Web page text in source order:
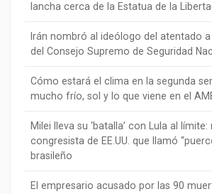
lancha cerca de la Estatua de la
Irán nombró al ideólogo del atentado
del Consejo Supremo de Seguridad
Cómo estará el clima en la segunda
mucho frío, sol y lo que viene en el
Milei lleva su ‘batalla’ con Lula al
congresista de EE.UU. que llamó
brasileño
El empresario acusado por las 90